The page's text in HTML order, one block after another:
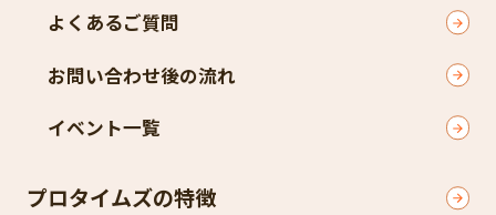
よくあるご質問
お問い合わせ後の流れ
イベント一覧
プロタイムズの特徴